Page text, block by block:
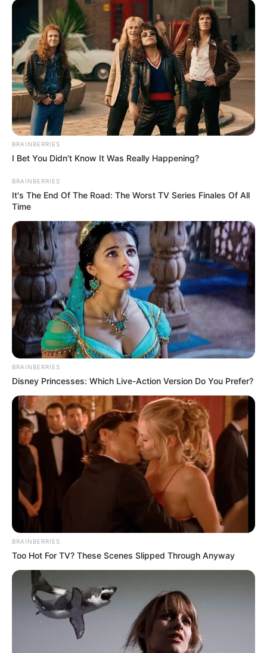
em relação ao IFA.
A mobilização ocorreu de forma pacífica, na calçada do Palácio
da Resistência, e foi articulada como resposta à ausência de
repasses do incentivo. Nos bastidores, a categoria avalia que o
movimento expôs uma fragilidade na
relação entre gestão e
servidores, criando um ambiente de tensão que se aprofundou
nos dias seguintes.
-ad3
⚖️ Relatos de punição após participação nos atos
Agentes relatam que, após os protestos, passaram a sofrer
consequências administrativas. Entre os pontos destacados pelos
profissionais, estão:
💠 Retirada imediata de plantões exercidos há anos, sem aviso
prévio;
💠 Punição, mesmo com ausência de registros anteriores de faltas
ou punições funcionais;
💠 Impacto direto na renda familiar, já que os plantões
representavam complemento salarial;
💠 Clima de insegurança entre servidores que apoiaram ou
simpatizaram com o movimento.
VEJA TAMBÉM
:
IFA: Plano de ação para Receber
Cidades que entregam motocicletas
Conheça as cidade que pagam o IFA
Os relatos foram feitos sob anonimato
, por medo de novas
represálias, o que reforça a percepção de vulnerabilidade entre os
trabalhadores.
BRAINBERRIES
I Bet You Didn't Know It Was Really Happening?
BRAINBERRIES
It's The End Of The Road: The Worst TV Series Finales Of All
Time
BRAINBERRIES
Disney Princesses: Which Live-Action Version Do You Prefer?
BRAINBERRIES
Too Hot For TV? These Scenes Slipped Through Anyway